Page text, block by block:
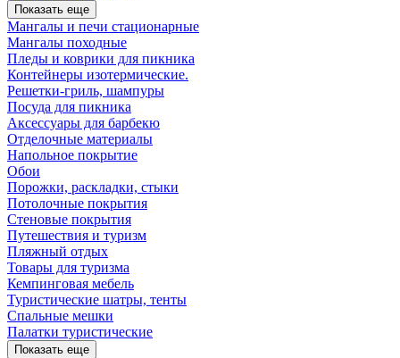
Показать еще
Мангалы и печи стационарные
Мангалы походные
Пледы и коврики для пикника
Контейнеры изотермические.
Решетки-гриль, шампуры
Посуда для пикника
Аксессуары для барбекю
Отделочные материалы
Напольное покрытие
Обои
Порожки, раскладки, стыки
Потолочные покрытия
Стеновые покрытия
Путешествия и туризм
Пляжный отдых
Товары для туризма
Кемпинговая мебель
Туристические шатры, тенты
Спальные мешки
Палатки туристические
Показать еще